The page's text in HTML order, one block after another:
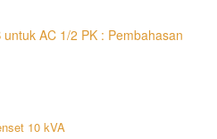
untuk AC 1/2 PK : Pembahasan
10 kVA